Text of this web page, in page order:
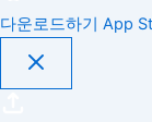
다운로드하기 App